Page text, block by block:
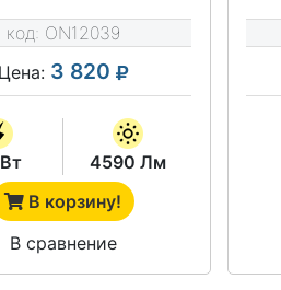
код: ON12039
Цена: 3 820
4590 Лм
В корзину!
В сравнение